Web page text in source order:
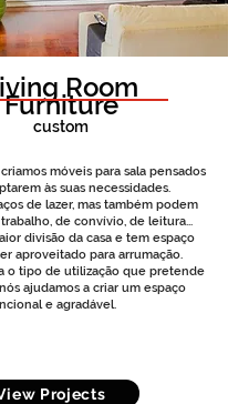
Room
Furniture
custom
móveis para sala pensados
às suas necessidades.
de lazer, mas também podem
de convívio, de leitura...
divisão da casa e tem espaço
aproveitado para arrumação.
o tipo de utilização que pretende
ajudamos a criar um espaço
e agradável.
Projects